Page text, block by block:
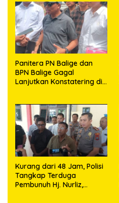
023/KS dan HUT Ke-81
Kemerdekaan RI
Panitera PN Balige dan
BPN Balige Gagal
Lanjutkan Konstatering di
Kurang dari 48 Jam, Polisi
Tangkap Terduga
Pembunuh Hj. Nurliz,